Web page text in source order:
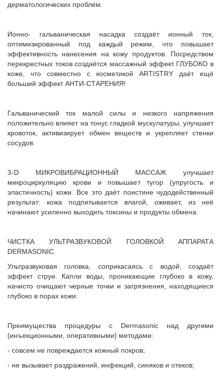
дерматологических проблем.
Ионно- гальваническая насадка создаёт ионный ток,
оптимизированный под каждый режим, что повышает
эффективность нанесения на кожу продуктов. Посредством
перекрестных токов создаётся массажный эффект ГЛУБОКО в
коже, что совместно с косметикой ARTISTRY даёт ещё
больший эффект АНТИ-СТАРЕНИЯ!
Гальванический ток малой силы и низкого напряжения
положительно влияет на тонус гладкой мускулатуры, улучшает
кровоток, активизирует обмен веществ и укрепляет стенки
сосудов.
3-D МИКРОВИБРАЦИОННЫЙ МАССАЖ улучшает
микроциркуляцию крови и повышает тугор (упругость и
эластичность) кожи. Все это даёт поистине чудодейственный
результат: кожа подпитывается влагой, оживает, из неё
начинают усиленно выходить токсины и продукты обмена.
ЧИСТКА УЛЬТРАЗВУКОВОЙ ГОЛОВКОЙ АППАРАТА
DERMASONIC.
Ультразвуковая головка, соприкасаясь с водой, создаёт
эффект струи. Капли воды, проникающие глубоко в кожу,
начисто очищают черные точки и загрязнения, находящиеся
глубоко в порах кожи.
Преимущества процедуры с Dermasonic над другими
(инъекционными, оперативными) методами:
- совсем не повреждается кожный покров;
- не вызывает раздражений, инфекций, синяков и отеков;